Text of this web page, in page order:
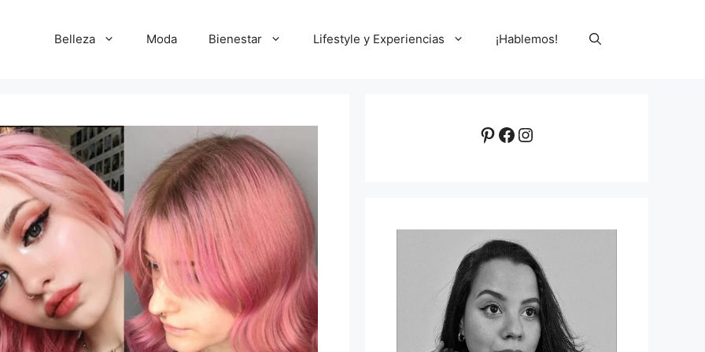
Belleza Moda Bienestar Lifestyle y Experiencias ¡Hablemos!
Pinterest
Facebook
Instagram